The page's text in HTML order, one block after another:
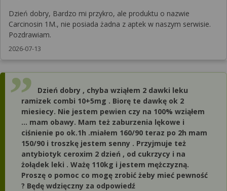
Dzień dobry, Bardzo mi przykro, ale produktu o nazwie
Carcinosin 1M., nie posiada żadna z aptek w naszym serwisie.
Pozdrawiam.
2026-07-13
Dzień dobry , chyba wziąłem 2 dawki leku
ramizek combi 10+5mg . Biorę te dawkę ok 2
miesiecy. Nie jestem pewien czy na 100% wziąłem
... mam obawy. Mam też zaburzenia lękowe i
ciśnienie po ok.1h .miałem 160/90 teraz po 2h mam
150/90 i troszkę jestem senny . Przyjmuje też
antybiotyk ceroxim 2 dzień , od cukrzycy i na
żołądek leki . Ważę 110kg i jestem mężczyzną.
Proszę o pomoc co mogę zrobić żeby mieć pewność
? Będę wdzięczny za odpowiedź